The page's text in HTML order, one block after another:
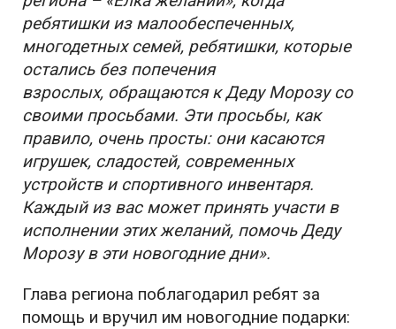
ребятишки из малообеспеченных,
многодетных семей, ребятишки, которые
остались без попечения
взрослых, обращаются к Деду Морозу со
своими просьбами. Эти просьбы, как
правило, очень просты: они касаются
игрушек, сладостей, современных
устройств и спортивного инвентаря.
Каждый из вас может принять участи в
исполнении этих желаний, помочь Деду
Морозу в эти новогодниедни».
Глава региона поблагодарил ребят за
помощь и вручил им новогодние подарки: